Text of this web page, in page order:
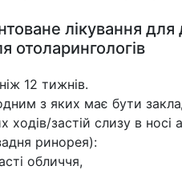
лікування для
отоларингологів
12 тижнів.
з яких має бути
ходів/застій слизу в носі
ринорея):
обличчя,